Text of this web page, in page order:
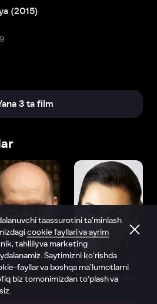
(2015)
3 ta film
Burunov
aktyori
Tina Kandelaki
taassurotini ta’minlash
cookie fayllari va ayrim
tahliliy va marketing
Saytimizni ko‘rishda
fayllar va boshqa ma’lumotlarni
biz tomonimizdan to‘plash va